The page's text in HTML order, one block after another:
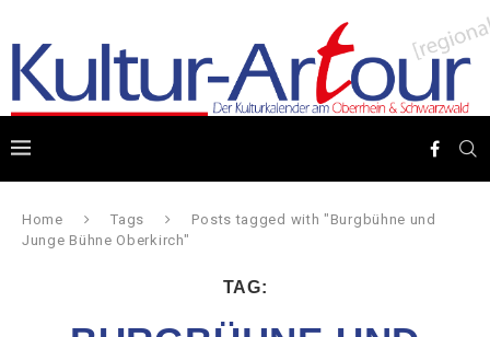
Home Tags
Posts tagged with "Burgbühne und
Junge Bühne Oberkirch"
TAG: